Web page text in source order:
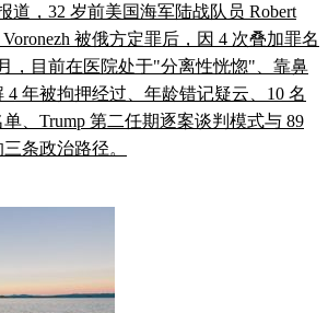
道，32 岁前美国海军陆战队员 Robert
被俄方定罪后，因 4 次叠加罪名
，目前在医院处于"分离性恍惚"、靠鼻
4 年被拘押经过、年龄错记疑云、10 名
、Trump 第二任期逐案谈判模式与 89
条政治路径。